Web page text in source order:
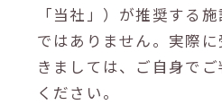
「当社」）が推奨する
ではありません。実際
きましては、ご自身で
ください。